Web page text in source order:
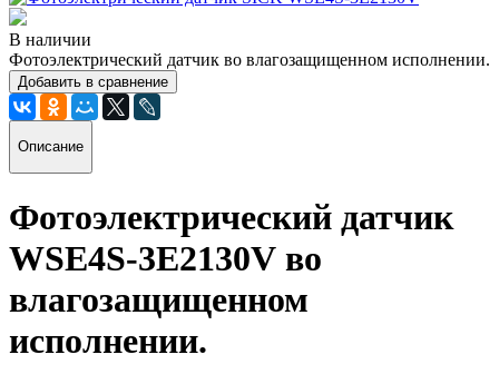
В наличии
Фотоэлектрический датчик во влагозащищенном исполнении.
Добавить в сравнение
Описание
Фотоэлектрический датчик
WSE4S-3E2130V во
влагозащищенном
исполнении.